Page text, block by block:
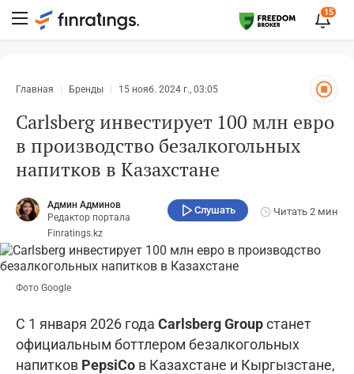
15
Главная Бренды 15 нояб. 2024 г., 03:05
Carlsberg инвестирует 100 млн евро
в производство безалкогольных
напитков в Казахстане
Админ Админов
Редактор портала
Finratings.kz
Слушать Читать 2 мин
Фото Google
С 1 января 2026 года Carlsberg Groupстанет
официальным боттлером безалкогольных
напитков PepsiCo в Казахстане и Кыргызстане,